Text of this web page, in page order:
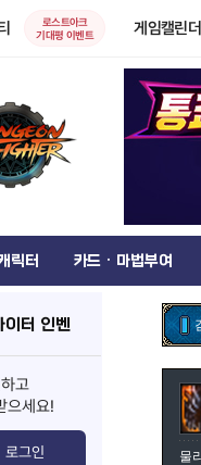
로스트아크
기대평 이벤트
게임캘린더
릭터 카드 · 마법부여
이터 인벤
고
으세요!
로그인 물